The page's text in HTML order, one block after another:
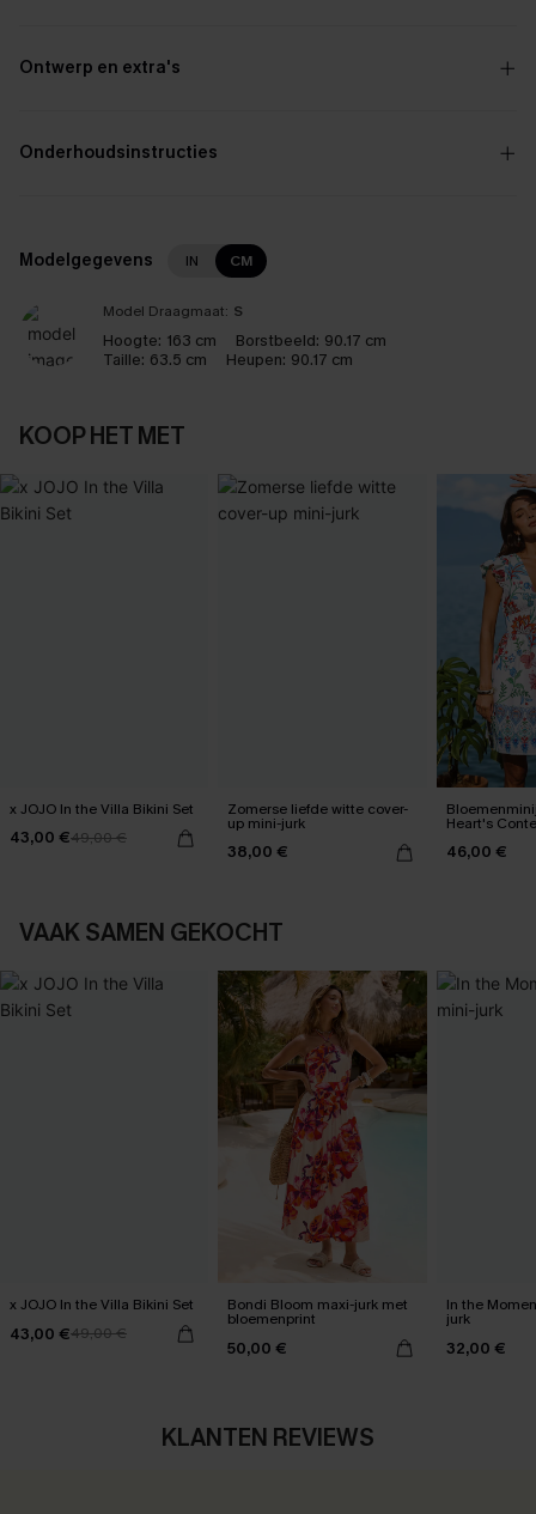
Ontwerp en extra's
Onderhoudsinstructies
Modelgegevens IN CM
Model Draagmaat: S
Hoogte: 163 cm Borstbeeld: 90.17 cm
Taille: 63.5 cm Heupen: 90.17 cm
KOOP HET MET
x JOJO In the Villa Bikini Set
43,00 €49,00 €
Zomerse liefde witte cover-
up mini-jurk
38,00 €
Heart's
46,00 €
VAAK SAMEN GEKOCHT
x JOJO In the Villa Bikini Set
43,00 €49,00 €
Bondi Bloom maxi-jurk met
bloemenprint
50,00 €
In the
jurk
32,00 €
KLANTEN REVIEWS